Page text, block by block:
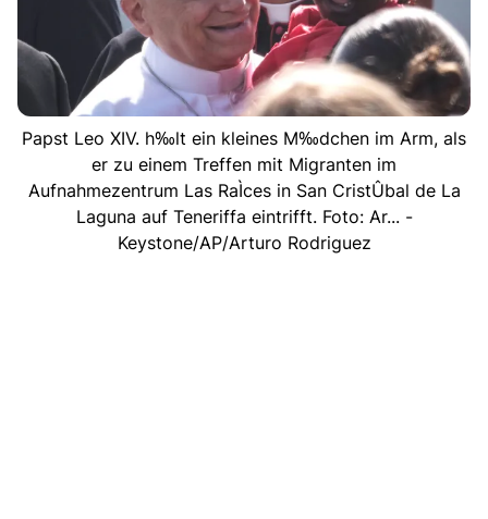
Papst Leo XIV. h‰lt ein kleines M‰dchen im Arm, als
er zu einem Treffen mit Migranten im
Aufnahmezentrum Las RaÌces in San CristÛbal de La
Laguna auf Teneriffa eintrifft. Foto: Ar... -
Keystone/AP/Arturo Rodriguez